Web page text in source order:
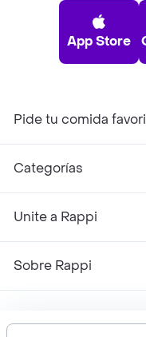
App Store
Pide tu comida
Categorías
Unite a Rappi
Sobre Rappi